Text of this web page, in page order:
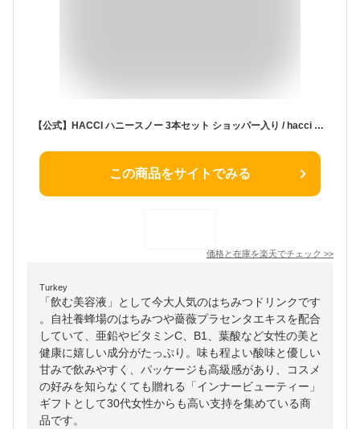
【公式】HACCI ハニースノー 3本セット ショッパー入り / hacci ハッチ はっち / はちみつ ハチミツ 蜂蜜 / ドリンク 美容ドリンク 花嫁ドリンク ビューティードリンク 花嫁美容 / ギフト 母の日 内祝い お祝い プレゼント 誕生日 ブライダル 結婚 敬老の日 / ST00043WA
この商品をサイトでみる
価格と在庫を楽天でチェック >>
Turkey
「飲む美容液」として今大人気のはちみつドリンクです
。自社養蜂場のはちみつや薔薇プラセンタエキスを配合
していて、亜鉛やビタミンC、B1、葉酸など女性の美と
健康に嬉しい成分がたっぷり。味も程よい酸味と優しい
甘みで飲みやすく、パッケージも高級感があり、コスメ
の好みを知らなくても贈れる「インナービューティー」
ギフトとして30代女性からも高い支持を集めている商
品です。